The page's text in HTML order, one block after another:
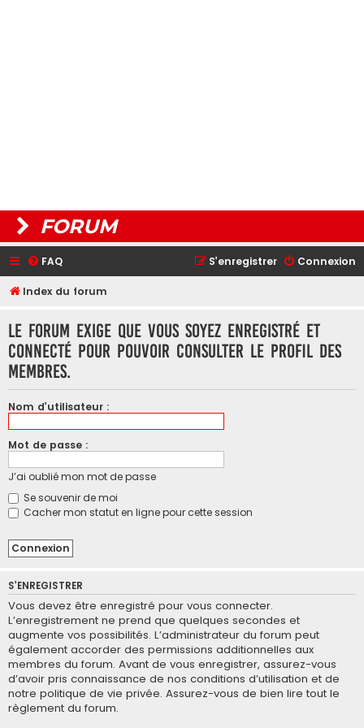
FORUM
FAQ Connexion
S’enregistrer
Index du forum
Le forum exige que vous soyez enregistré et
connecté pour pouvoir consulter le profil des
membres.
Nom d’utilisateur :
Mot de passe :
J’ai oublié mon mot de passe
Se souvenir de moi
Cacher mon statut en ligne pour cette session
S’ENREGISTRER
Vous devez être enregistré pour vous connecter.
L’enregistrement ne prend que quelques secondes et
augmente vos possibilités. L’administrateur du forum peut
également accorder des permissions additionnelles aux
membres du forum. Avant de vous enregistrer, assurez-vous
d’avoir pris connaissance de nos conditions d’utilisation et de
notre politique de vie privée. Assurez-vous de bien lire tout le
règlement du forum.